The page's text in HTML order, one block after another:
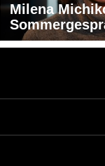
Milena